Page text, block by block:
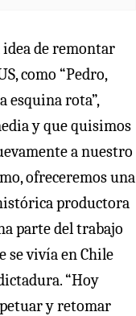
idea de remontar
como “Pedro,
esquina rota”,
y que quisimos
a nuestro
ofreceremos una
productora
parte del trabajo
se vivía en Chile
“Hoy
y retomar